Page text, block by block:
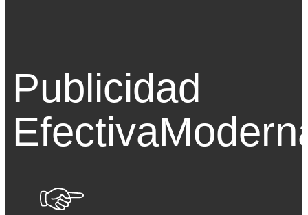
Publicidad
Efectiva